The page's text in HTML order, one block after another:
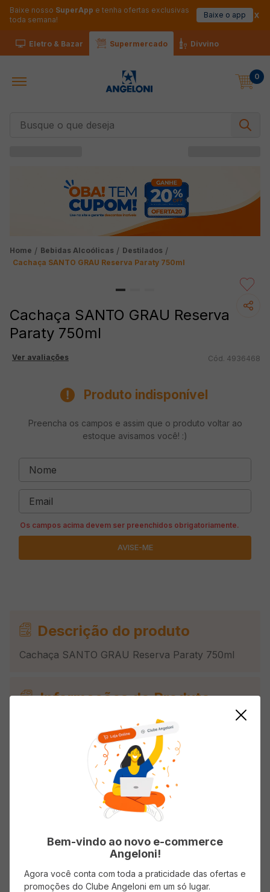
Baixe nosso SuperApp e tenha ofertas exclusivas
toda semana!
Baixe o app
Eletro & Bazar Supermercado Divvino
0
Bebidas Alcoólicas
Destilados
Cachaça SANTO GRAU Reserva Paraty 750ml
Cachaça SANTO GRAU Reserva
Paraty 750ml
Ver avaliações 4936468
Produto indisponível
Preencha os campos e assim que o produto voltar ao
estoque avisamos você! :)
Descrição do produto
Cachaça SANTO GRAU Reserva Paraty 750ml
Informações do Produto
Nacional
Tipo de Bebida
Cachaça
Brasil
Avaliações
Carregando…
Bem-vindo ao novo e-commerce
Angeloni!
Agora você conta com toda a praticidade das ofertas e
promoções do Clube Angeloni em um só lugar.